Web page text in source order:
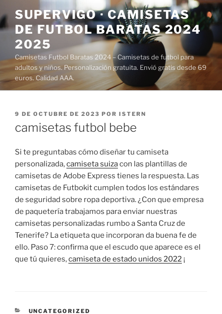
al
contenido
SUPERVIGO · CAMISETAS
DE FUTBOL BARATAS 2024
2025
Camisetas Futbol Baratas 2024 – Camisetas de futbol para
adultos y niños. Personalización gratuita. Envió gratis desde 69
euros. Calidad AAA.
PUBLICADO
9 DE OCTUBRE DE 2023 POR ISTERN
camisetas futbol bebe
Si te preguntabas cómo diseñar tu camiseta
personalizada,camiseta suizacon las plantillas de
camisetas de Adobe Express tienes la respuesta. Las
camisetas de Futbokit cumplen todos los estándares
de seguridad sobre ropa deportiva. ¿Con que empresa
de paquetería trabajamos para enviar nuestras
camisetas personalizadas rumbo a Santa Cruz de
Tenerife? La etiqueta que incorporan da buena fe de
ello. Paso 7: confirma que el escudo que aparece es el
que tú quieres,camiseta de estado unidos 2022 ¡
CATEGORÍAS
UNCATEGORIZED